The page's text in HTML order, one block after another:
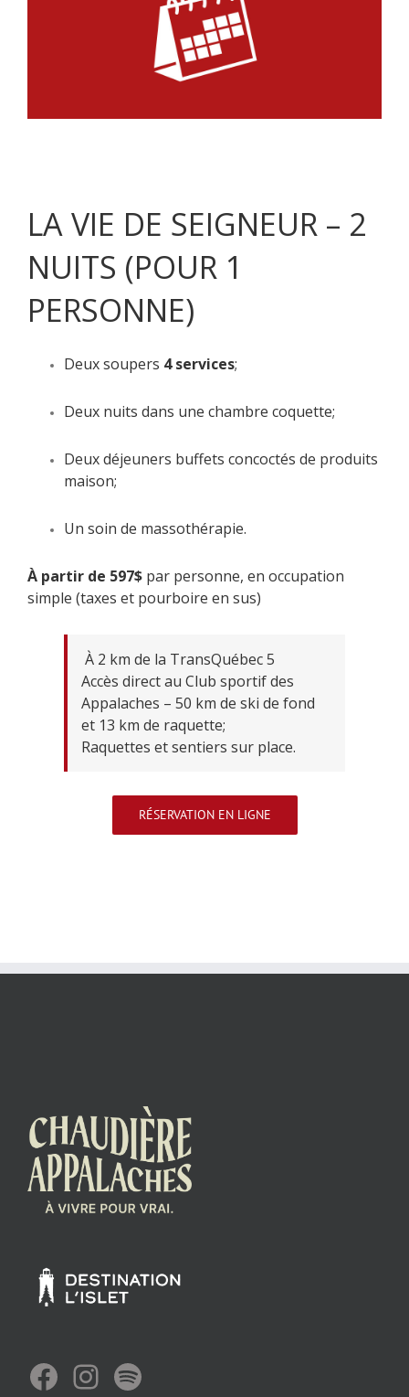
LA VIE DE SEIGNEUR – 2
NUITS (POUR 1
PERSONNE)
Deux soupers 4 services;
Deux nuits dans une chambre coquette;
Deux déjeuners buffets concoctés de produits
maison;
Un soin de massothérapie.
À partir de 597$par personne, en occupation
simple (taxes et pourboire en sus)
À 2 km de la TransQuébec 5
Accès direct au Club sportif des
Appalaches – 50 km de ski de fond
et 13 km de raquette;
Raquettes et sentiers sur place.
RÉSERVATION EN LIGNE
Facebook
Instagram